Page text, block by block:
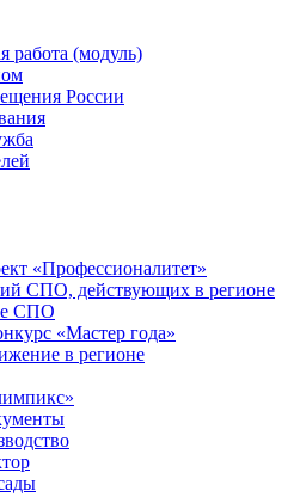
работа (модуль)
России
«Профессионалитет»
СПО, действующих в регионе
СПО
«Мастер года»
в регионе